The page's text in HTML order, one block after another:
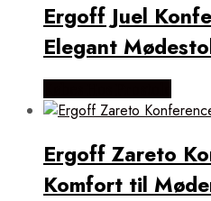
Ergoff Juel
Elegant
Ergoff Zareto
Komfort til